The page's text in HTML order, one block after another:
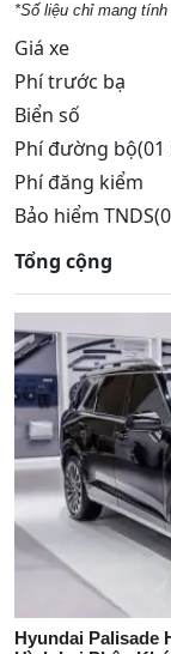
*Số liệu chỉ mang
Giá xe
Phí trước bạ
Biển số
Phí đường bộ(01
Phí đăng kiểm
Bảo hiểm
Tổng cộng
Hyundai